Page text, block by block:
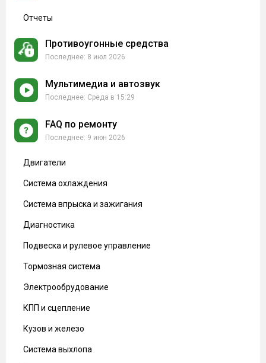
Отчеты
Противоугонные средства
8 июл 2026
Мультимедиа и автозвук
Среда в 15:29
FAQ по ремонту
9 июн 2026
Двигатели
Система охлаждения
Система впрыска и зажигания
Диагностика
Подвеска и рулевое управление
Тормозная система
Электрообрудование
КПП и сцепление
Кузов и железо
Система выхлопа